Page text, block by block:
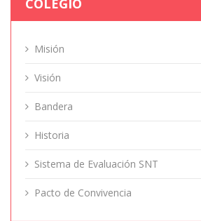
COLEGIO
Misión
Visión
Bandera
Historia
Sistema de Evaluación SNT
Pacto de Convivencia